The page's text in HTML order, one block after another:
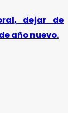
dejar de
año nuevo.